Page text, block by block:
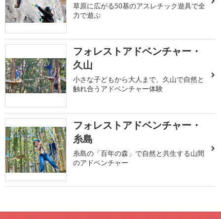
草原に広がる50基のアスレチック遊具で全
力で遊ぶ
フォレストアドベンチャー・
久山
小さな子どもから大人まで、久山で自然と
触れ合うアドベンチャー体験
フォレストアドベンチャー・
糸島
糸島の「百年の森」で自然と共生する山間
のアドベンチャー